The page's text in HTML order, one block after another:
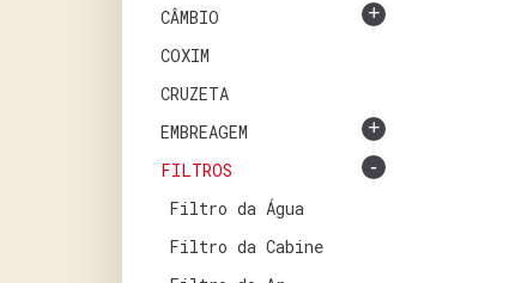
CÂMBIO +
COXIM
CRUZETA
EMBREAGEM
+
FILTROS -
Filtro da Água
Filtro da Cabine